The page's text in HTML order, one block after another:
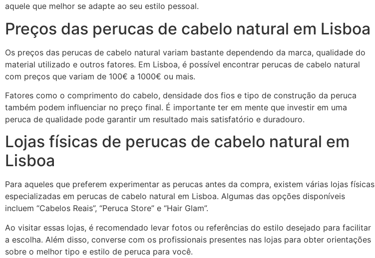
aquele que melhor se adapte ao seu estilo pessoal.
Preços das perucas de cabelo natural em Lisboa
Os preços das perucas de cabelo natural variam bastante dependendo da marca, qualidade do
material utilizado e outros fatores. Em Lisboa, é possível encontrar perucas de cabelo natural
com preços que variam de 100€ a 1000€ ou mais.
Fatores como o comprimento do cabelo, densidade dos fios e tipo de construção da peruca
também podem influenciar no preço final. É importante ter em mente que investir em uma
peruca de qualidade pode garantir um resultado mais satisfatório e duradouro.
Lojas físicas de perucas de cabelo natural em
Lisboa
Para aqueles que preferem experimentar as perucas antes da compra, existem várias lojas físicas
especializadas em perucas de cabelo natural em Lisboa. Algumas das opções disponíveis
incluem “Cabelos Reais”, “Peruca Store” e “Hair Glam”.
Ao visitar essas lojas, é recomendado levar fotos ou referências do estilo desejado para facilitar
a escolha. Além disso, converse com os profissionais presentes nas lojas para obter orientações
sobre o melhor tipo e estilo de peruca para você.